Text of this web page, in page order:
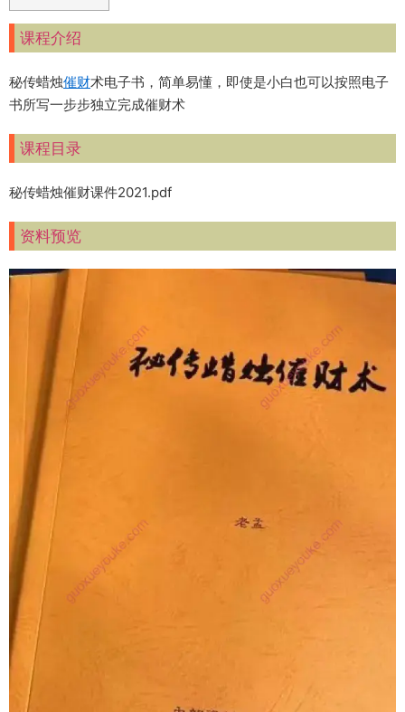
课程介绍
秘传蜡烛催财术电子书，简单易懂，即使是小白也可以按照电子
书所写一步步独立完成催财术
课程目录
秘传蜡烛催财课件2021.pdf
资料预览